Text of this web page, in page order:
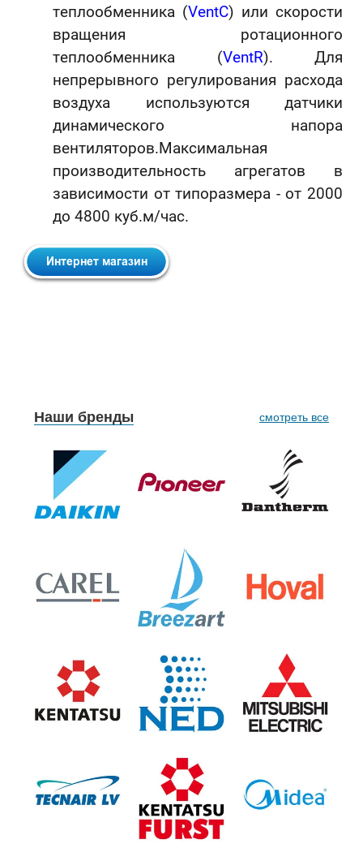
теплообменника (VentC) или скорости
вращения ротационного
теплообменника (VentR). Для
непрерывного регулирования расхода
воздуха используются датчики
динамического напора
вентиляторов.Максимальная
производительность агрегатов в
зависимости от типоразмера - от 2000
до 4800 куб.м/час.
Наши бренды смотреть все